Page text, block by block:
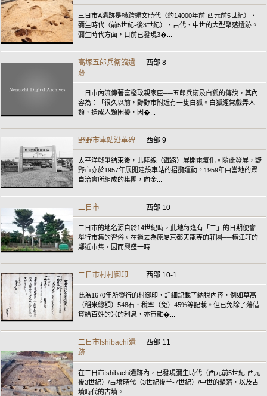
三日市A遺跡是橫跨繩文時代（約14000年前-西元前5世紀）、
彌生時代（前5世紀-後3世紀）、古代、中世的大型聚落遺跡。
彌生時代方面，目前已發現3�...
高塚五郎兵衛館遺
跡
西部 8
二日市內流傳著富樫政親家臣──五郎兵衛及白狐的傳說，其內
容為：「很久以前，野野市附近有一隻白狐。白狐經常戲弄人
類，造成人類困擾，因�...
野野市車站沿革碑 西部 9
太平洋戰爭結束後，北陸線（鐵路）展開電氣化。隨此發展，野
野市亦於1957年展開建設車站的招攬運動。1959年由當地的眾
自治會所組成的集團，向金...
二日市 西部 10
二日市的地名源自於14世紀時，此地每逢有「二」的日期便會
舉行市集的習俗。在過去為原屬京都天龍寺的莊園──橫江莊的
鄰近市集，因而興盛一時...
二日市村村御印 西部 10-1
此為1670年所發行的村御印，詳細記載了納稅內容，例如草高
（稻米總額）548石、稅率（免）45%等記載。但已免除了藩借
貸給百姓的米的利息，亦無雜�...
二日市Ishibachi遺
跡
西部 11
在二日市Ishibachi遺跡內，已發現彌生時代（西元前5世紀-西元
後3世紀）/古墳時代（3世紀後半-7世紀）/中世的聚落，以及古
墳時代的古墳。